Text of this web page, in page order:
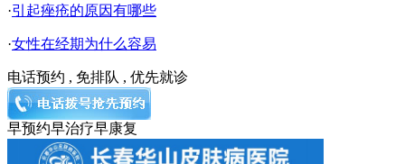
·引起痤疮的原因有哪些
·女性在经期为什么容易
电话预约 , 免排队 , 优先就诊
早预约早治疗早康复